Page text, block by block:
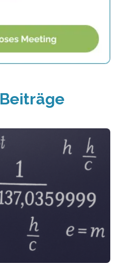
Beiträge